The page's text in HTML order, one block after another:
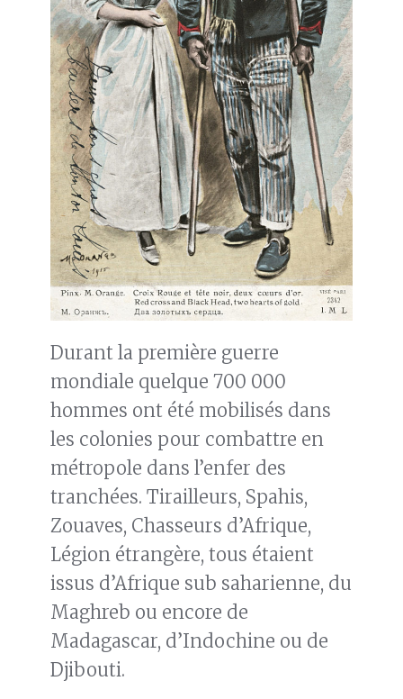
Durant la première guerre
mondiale quelque 700 000
hommes ont été mobilisés dans
les colonies pour combattre en
métropole dans l’enfer des
tranchées. Tirailleurs, Spahis,
Zouaves, Chasseurs d’Afrique,
Légion étrangère, tous étaient
issus d’Afrique sub saharienne, du
Maghreb ou encore de
Madagascar, d’Indochine ou de
Djibouti.